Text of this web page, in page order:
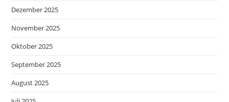
Dezember 2025
November 2025
Oktober 2025
September 2025
August 2025